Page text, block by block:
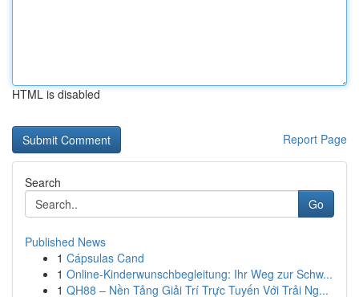
HTML is disabled
Report Page
Search
Go
Published News
1 Cápsulas Cand
1 Online-Kinderwunschbegleitung: Ihr Weg zur Schw...
1 QH88 – Nền Tảng Giải Trí Trực Tuyến Với Trải Ng...